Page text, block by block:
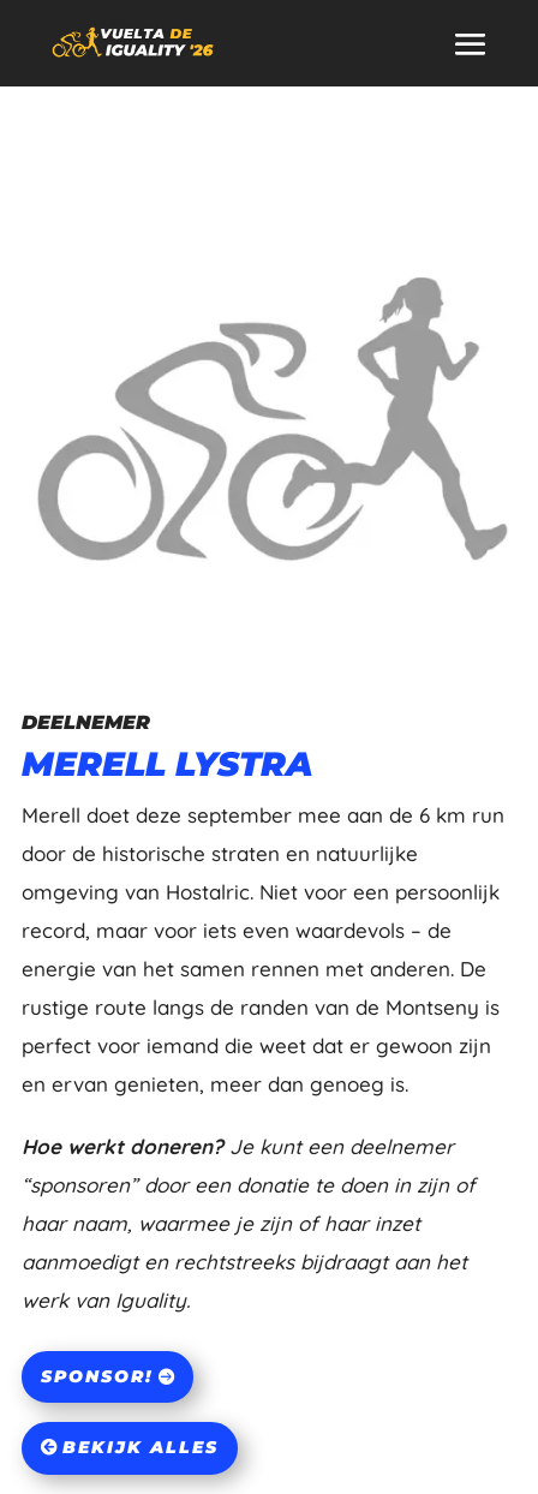
DEELNEMER
MERELL LYSTRA
Merell doet deze september mee aan de 6 km run
door de historische straten en natuurlijke
omgeving van Hostalric. Niet voor een persoonlijk
record, maar voor iets even waardevols – de
energie van het samen rennen met anderen. De
rustige route langs de randen van de Montseny is
perfect voor iemand die weet dat er gewoon zijn
en ervan genieten, meer dan genoeg is.
Hoe werkt doneren?Je kunt een deelnemer
“sponsoren” door een donatie te doen in zijn of
haar naam, waarmee je zijn of haar inzet
aanmoedigt en rechtstreeks bijdraagt aan het
werk van Iguality.
SPONSOR!
BEKIJK ALLES